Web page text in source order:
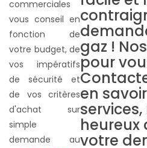
commerciales
vous conseil en
fonction de
votre budget, de
vos impératifs
de sécurité et
de vos critères
d'achat sur
simple
demande au